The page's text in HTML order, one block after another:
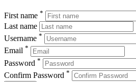
First name *
Last name
Username *
Email *
Password *
Confirm Password *